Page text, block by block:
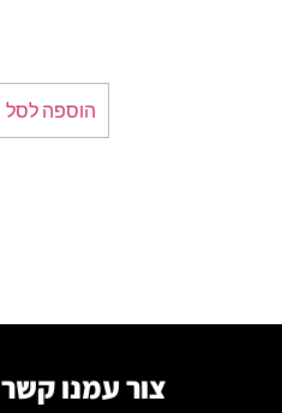
הוספה לסל
צור עמנו קשר